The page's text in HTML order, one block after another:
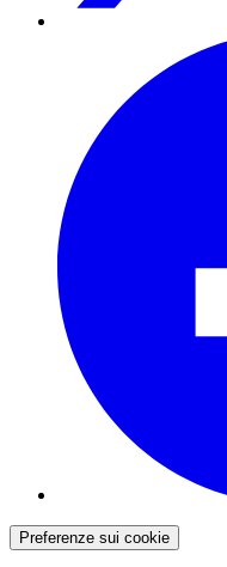
Preferenze sui cookie